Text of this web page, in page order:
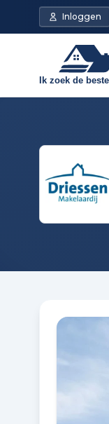
Direct naar de
Inloggen
Fotogalerij